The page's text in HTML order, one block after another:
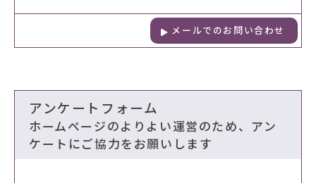
メールでのお問い合わせ
アンケートフォーム
ホームページのよりよい運営のため、アン
ケートにご協力をお願いします